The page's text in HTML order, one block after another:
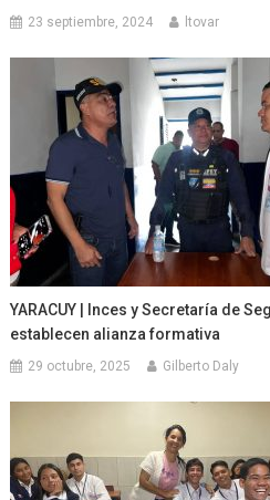
23 septiembre, 2024 ltovar
YARACUY | Inces y Secretaría de
establecen alianza formativa
29 octubre, 2025 Gilberto Daly